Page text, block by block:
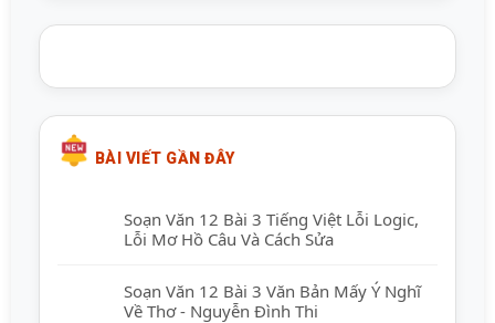
BÀI VIẾT GẦN ĐÂY
Soạn Văn 12 Bài 3 Tiếng Việt Lỗi Logic,
Lỗi Mơ Hồ Câu Và Cách Sửa
Soạn Văn 12 Bài 3 Văn Bản Mấy Ý Nghĩ
Về Thơ - Nguyễn Đình Thi